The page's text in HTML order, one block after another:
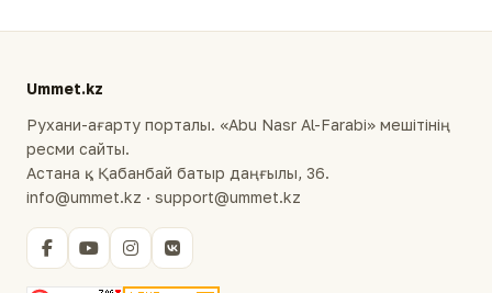
Ummet.kz
Рухани-ағарту порталы. «Abu Nasr Al-Farabi» мешітінің
ресми сайты.
Астана қ., Қабанбай батыр даңғылы, 36.
info@ummet.kz · support@ummet.kz